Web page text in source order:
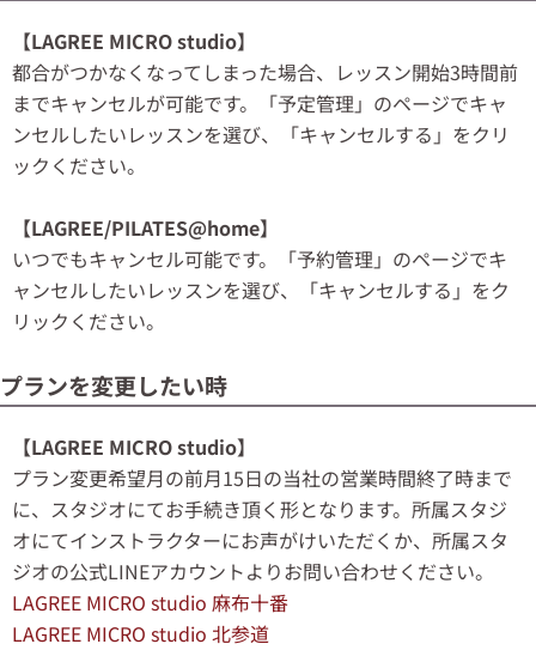
【LAGREE MICRO studio】
都合がつかなくなってしまった場合、 レッスン開始3時間前
までキャンセルが可能です。
「予定管理」のページでキャ
ンセルしたいレッスンを選び、「キャンセルする」をクリ
ックください。
【LAGREE/PILATES@home】
いつでもキャンセル可能です。「予約管理」のページでキ
ャンセルしたいレッスンを選び、「キャンセルする」をク
リックください。
プランを変更したい時
【LAGREE MICRO studio】
プラン変更希望月の前月15日の当社の営業時間終了時まで
に、スタジオにてお手続き頂く形となります。所属スタジ
オにてインストラクターにお声がけいただくか、所属スタ
ジオの公式LINEアカウントよりお問い合わせください。
LAGREE MICRO studio 麻布十番
LAGREE MICRO studio 北参道